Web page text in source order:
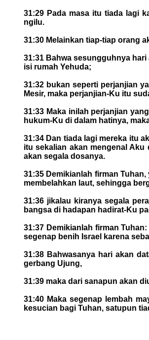
31:29 Pada masa itu tiada lagi
ngilu.
31:30 Melainkan tiap-tiap orang
31:31 Bahwa sesungguhnya
isi rumah Yehuda;
31:32 bukan seperti perjanjian
Mesir, maka perjanjian-Ku itu
31:33 Maka inilah perjanjian
hukum-Ku di dalam hatinya,
31:34 Dan tiada lagi mereka itu
itu sekalian akan mengenal
akan segala dosanya.
31:35 Demikianlah firman
membelahkan laut, sehingga
31:36 jikalau kiranya segala
bangsa di hadapan hadirat-Ku
31:37 Demikianlah firman
segenap benih Israel karena
31:38 Bahwasanya hari akan
gerbang Ujung,
31:39 maka dari sanapun akan
31:40 Maka segenap lembah
kesucian bagi Tuhan, satupun